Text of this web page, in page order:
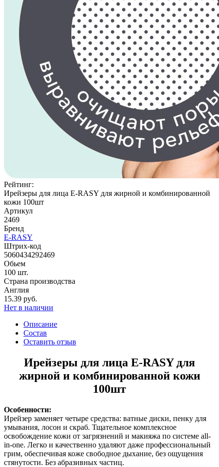
Рейтинг:
Ирейзеры для лица E-RASY для жирной и комбинированной
кожи 100шт
Артикул
2469
Бренд
E-RASY
Штрих-код
5060434292469
Обьем
100 шт.
Страна производства
Англия
15.39 руб.
Нет в наличии
Описание
Состав
Оставить отзыв
Ирейзеры для лица E-RASY для
жирной и комбинированной кожи
100шт
Особенности:
Ирейзер заменяет четыре средства: ватные диски, пенку для
умывания, лосон и скраб. Тщательное комплексное
освобождение кожи от загрязнений и макияжа по системе all-
in-one. Легко и качественно удаляют даже профессиональный
грим, обеспечивая коже свободное дыхание, без ощущения
стянутости. Без абразивных частиц.